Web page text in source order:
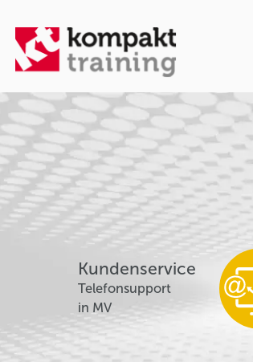
Kundenservice
Telefonsupport
in MV